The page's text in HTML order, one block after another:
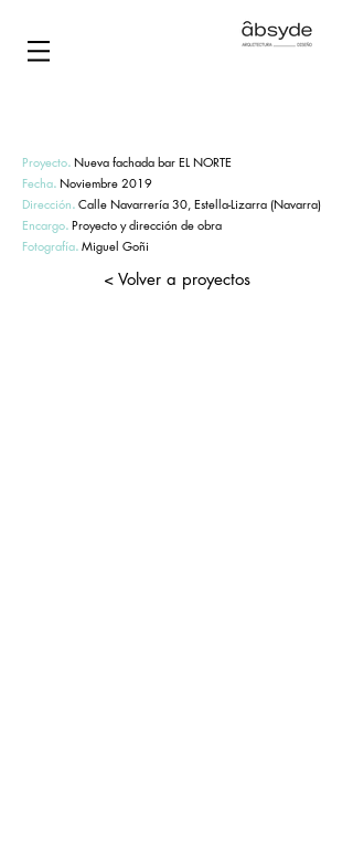
Proyecto. Nueva fachada bar EL NORTE
Fecha. Noviembre 2019
Dirección. Calle Navarrería 30, Estella-Lizarra (Navarra)
Encargo. Proyecto y dirección de obra
Fotografía. Miguel Goñi
< Volver a proyectos